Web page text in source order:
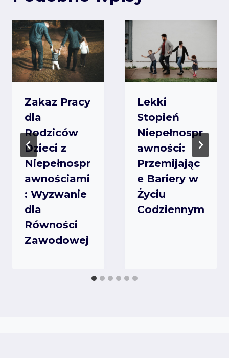
Zakaz Pracy
dla
Rodziców
Dzieci z
Niepełnospr
awnościami
: Wyzwanie
dla
Równości
Zawodowej
Lekki
Stopień
Niepełnospr
awności:
Przemijając
e Bariery w
Życiu
Codziennym